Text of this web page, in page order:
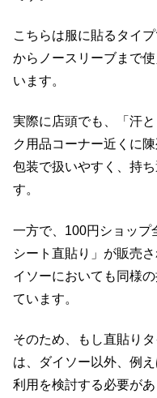
こちらは服に貼るタイ
からノースリーブまで
います。
実際に店頭でも、「汗
ク用品コーナー近くに
包装で扱いやすく、持
す。
一方で、100円ショップ
シート直貼り」が販売
イソーにおいても同様
ています。
そのため、もし直貼り
は、ダイソー以外、例
利用を検討する必要があ